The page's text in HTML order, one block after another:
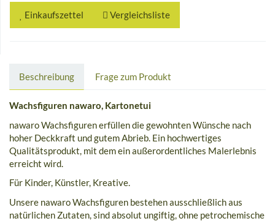
Einkaufszettel Vergleichsliste
Beschreibung Frage zum Produkt
Wachsfiguren nawaro, Kartonetui
nawaro Wachsfiguren erfüllen die gewohnten Wünsche nach
hoher Deckkraft und gutem Abrieb. Ein hochwertiges
Qualitätsprodukt, mit dem ein außerordentliches Malerlebnis
erreicht wird.
Für Kinder, Künstler, Kreative.
Unsere nawaro Wachsfiguren bestehen ausschließlich aus
natürlichen Zutaten, sind absolut ungiftig, ohne petrochemische